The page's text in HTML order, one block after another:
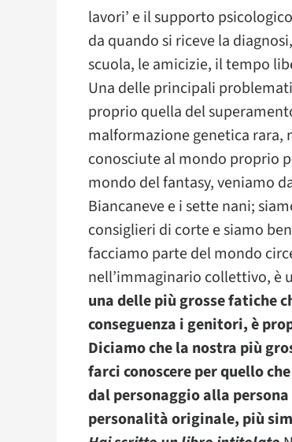
lavori’ e il supporto
da quando si riceve la
scuola, le amicizie, il tempo
Una delle principali
proprio quella del
malformazione genetica rara,
conosciute al mondo proprio
mondo del fantasy, veniamo
Biancaneve e i sette nani;
consiglieri di corte e siamo
facciamo parte del mondo
nell’immaginario collettivo, è
una delle più grosse fatiche
conseguenza i genitori, è
Diciamo che la nostra più
farci conoscere per quello
dal personaggio alla
personalità originale, più